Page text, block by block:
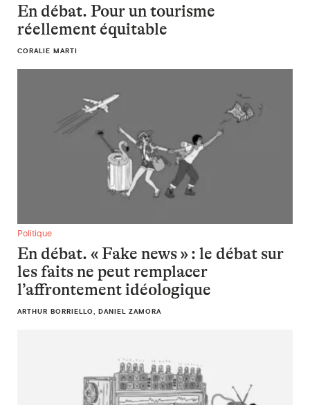
En débat. Pour un tourisme
réellement équitable
CORALIE MARTI
En débat. « Fake news » : le débat sur les faits ne peut
Politique
En débat. « Fake news » : le débat sur
les faits ne peut remplacer
l’affrontement idéologique
ARTHUR BORRIELLO, DANIEL ZAMORA